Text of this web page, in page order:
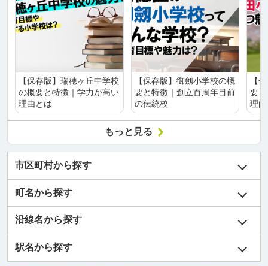
【保存版】瑞穂ヶ丘中学校
の概要と特徴｜学力が高い
理由とは
【保存版】御劔小学校の概
要と特徴｜創立百周年目前
の伝統校
【
要
理
もっと見る
市区町村から探す
町名から探す
沿線名から探す
駅名から探す